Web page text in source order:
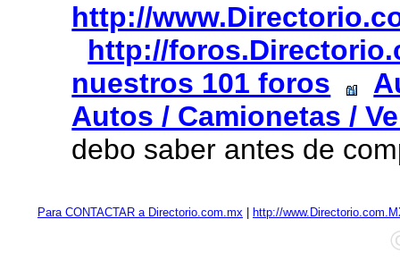
http://
http://
nuestros 101 foros
Autos / Camionetas /
debo saber antes de
Para CONTACTAR a Directorio.com.mx http://